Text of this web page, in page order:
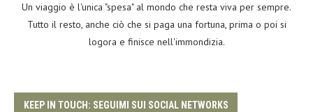
Un viaggio è l'unica "spesa" al mondo che resta viva per sempre.
Tutto il resto, anche ciò che si paga una fortuna, prima o poi si
logora e finisce nell'immondizia.
KEEP IN TOUCH: SEGUIMI SUI SOCIAL NETWORKS